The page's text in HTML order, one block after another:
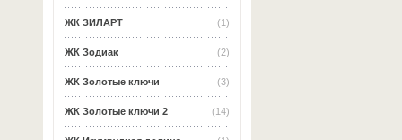
(1)
ЖК ЗИЛАРТ
(2)
ЖК Зодиак
(3)
ЖК Золотые ключи
(14)
ЖК Золотые ключи 2